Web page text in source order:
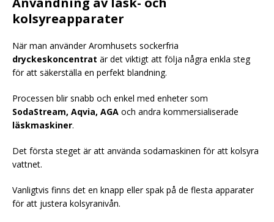
kolsyreapparater
När man använder Aromhusets sockerfria
dryckeskoncentrat är det viktigt att följa några enkla steg
för att säkerställa en perfekt blandning.
Processen blir snabb och enkel med enheter som
SodaStream, Aqvia, AGA och andra kommersialiserade
läskmaskiner.
Det första steget är att använda sodamaskinen för att kolsyra
vattnet.
Vanligtvis finns det en knapp eller spak på de flesta apparater
för att justera kolsyranivån.